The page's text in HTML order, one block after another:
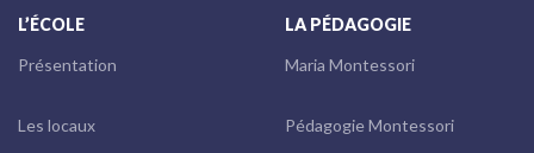
L’ÉCOLE
Présentation
Les locaux
LA PÉDAGOGIE
Maria Montessori
Pédagogie Montessori